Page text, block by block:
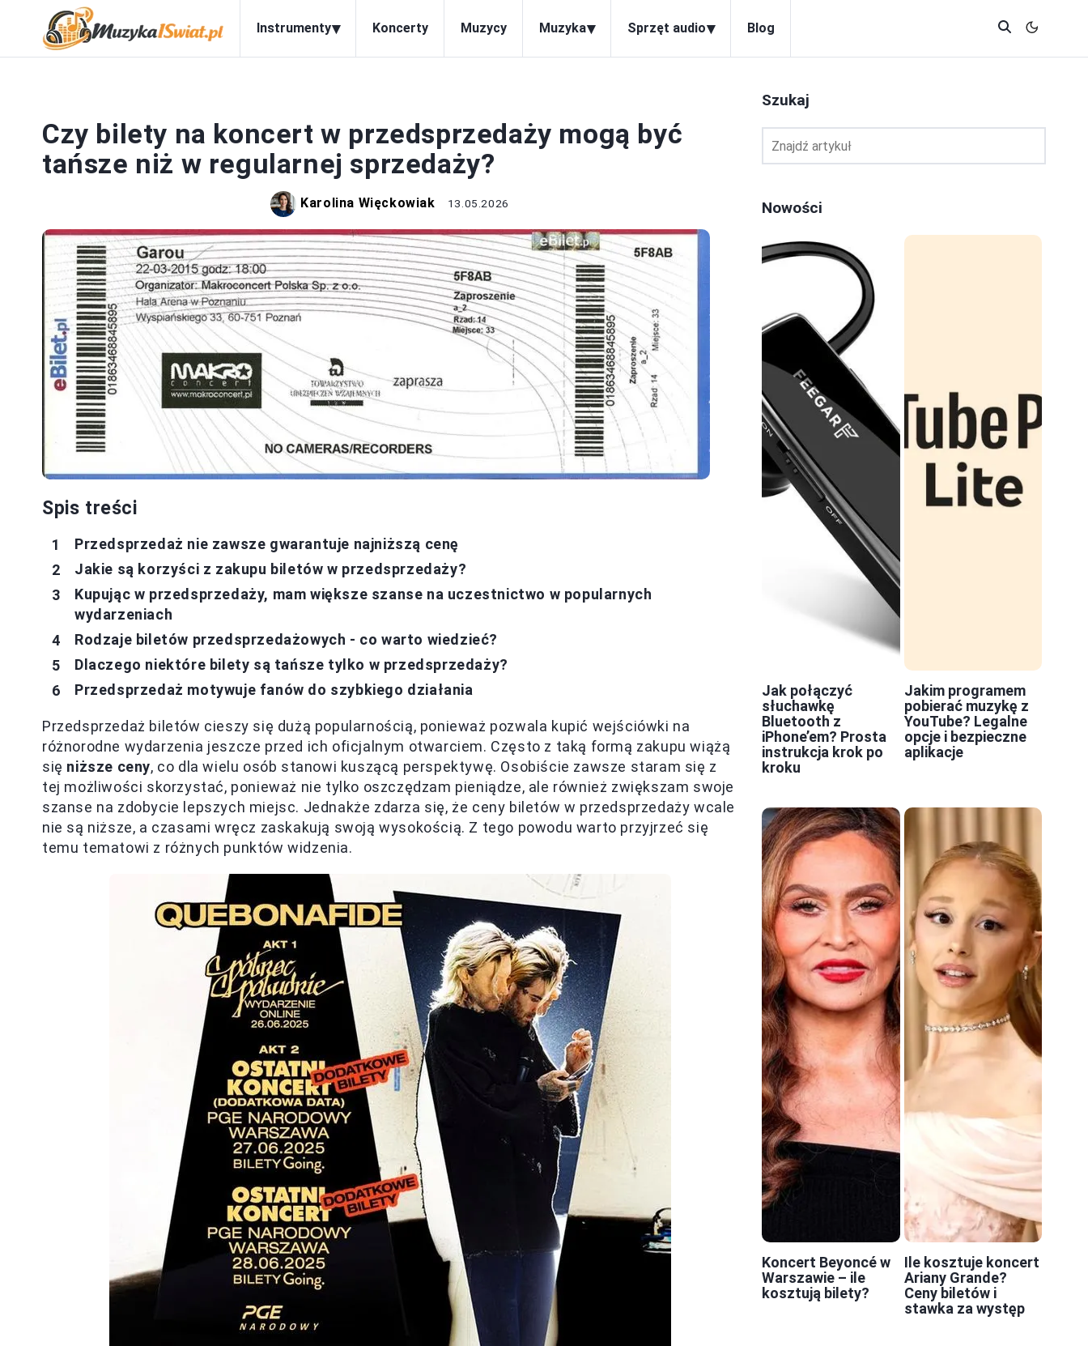
Instrumenty▾ Koncerty Muzycy Muzyka▾ Sprzęt audio▾ Blog
Czy bilety na koncert w przedsprzedaży mogą być
tańsze niż w regularnej sprzedaży?
Karolina Więckowiak 13.05.2026
Spis treści
Przedsprzedaż nie zawsze gwarantuje najniższą cenę
Jakie są korzyści z zakupu biletów w przedsprzedaży?
Kupując w przedsprzedaży, mam większe szanse na uczestnictwo w popularnych
wydarzeniach
Rodzaje biletów przedsprzedażowych - co warto wiedzieć?
Dlaczego niektóre bilety są tańsze tylko w przedsprzedaży?
Przedsprzedaż motywuje fanów do szybkiego działania
Przedsprzedaż biletów cieszy się dużą popularnością, ponieważ pozwala kupić wejściówki na
różnorodne wydarzenia jeszcze przed ich oficjalnym otwarciem. Często z taką formą zakupu wiążą
się niższe ceny, co dla wielu osób stanowi kuszącą perspektywę. Osobiście zawsze staram się z
tej możliwości skorzystać, ponieważ nie tylko oszczędzam pieniądze, ale również zwiększam swoje
szanse na zdobycie lepszych miejsc. Jednakże zdarza się, że ceny biletów w przedsprzedaży wcale
nie są niższe, a czasami wręcz zaskakują swoją wysokością. Z tego powodu warto przyjrzeć się
temu tematowi z różnych punktów widzenia.
Szukaj
Nowości
Jak połączyć
słuchawkę
Bluetooth z
iPhone’em? Prosta
instrukcja krok po
kroku
Jakim programem
pobierać muzykę z
YouTube? Legalne
opcje i bezpieczne
aplikacje
Koncert Beyoncé w
Warszawie – ile
kosztują bilety?
Ile kosztuje koncert
Ariany Grande?
Ceny biletów i
stawka za występ